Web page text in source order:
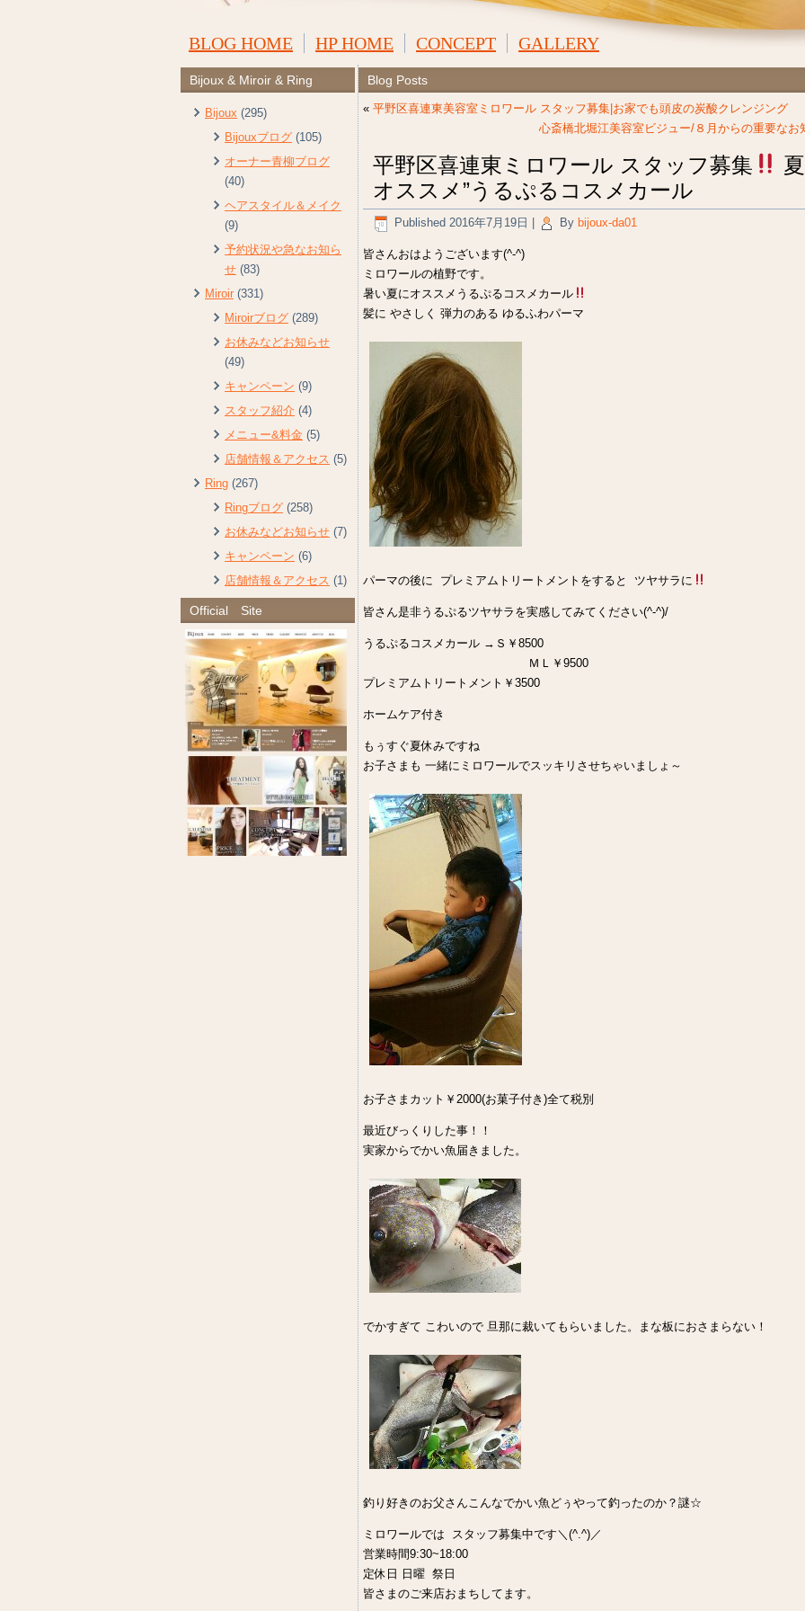
BLOG HOME HP HOME CONCEPT GALLERY
Bijoux & Miroir & Ring
Bijoux (295)
Bijouxブログ (105)
オーナー青柳ブログ
(40)
ヘアスタイル＆メイク
(9)
予約状況や急なお知ら
せ (83)
Miroir (331)
Miroirブログ (289)
お休みなどお知らせ
(49)
キャンペーン (9)
スタッフ紹介 (4)
メニュー&料金 (5)
店舗情報＆アクセス (5)
Ring (267)
Ringブログ (258)
お休みなどお知らせ (7)
キャンペーン (6)
店舗情報＆アクセス (1)
Official Site
Blog Posts
« 平野区喜連東美容室ミロワール スタッフ募集|お家でも頭皮の炭酸クレンジング
心斎橋北堀江美容室ビジュー/８月からの重要なお
平野区喜連東ミロワール スタッフ募集
オススメ”うるぷるコスメカール
Published 2016年7月19日 By bijoux-da01
皆さんおはようございます(^-^)
ミロワールの植野です。
暑い夏にオススメうるぷるコスメカール
髪に やさしく 弾力のある ゆるふわパーマ
パーマの後に プレミアムトリートメントをすると ツヤサラに
皆さん是非うるぷるツヤサラを実感してみてください(^-^)/
うるぷるコスメカール →Ｓ￥8500
ＭＬ￥9500
プレミアムトリートメント￥3500
ホームケア付き
もぅすぐ夏休みですね
お子さまも 一緒にミロワールでスッキリさせちゃいましょ～
お子さまカット￥2000(お菓子付き)全て税別
最近びっくりした事！！
実家からでかい魚届きました。
でかすぎて こわいので 旦那に裁いてもらいました。まな板におさまらない！
釣り好きのお父さんこんなでかい魚どぅやって釣ったのか？謎☆
ミロワールでは スタッフ募集中です＼(^.^)／
営業時間9:30~18:00
定休日 日曜 祭日
皆さまのご来店おまちしてます。